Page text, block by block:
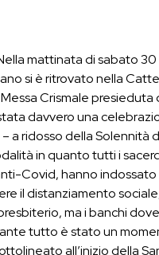
mattinata di sabato
si è ritrovato nella
Crismale presieduta
davvero una
a ridosso della Solennità
in quanto tutti i
Covid, hanno indossato
il distanziamento
ma i banchi
tutto è stato un
all’inizio della